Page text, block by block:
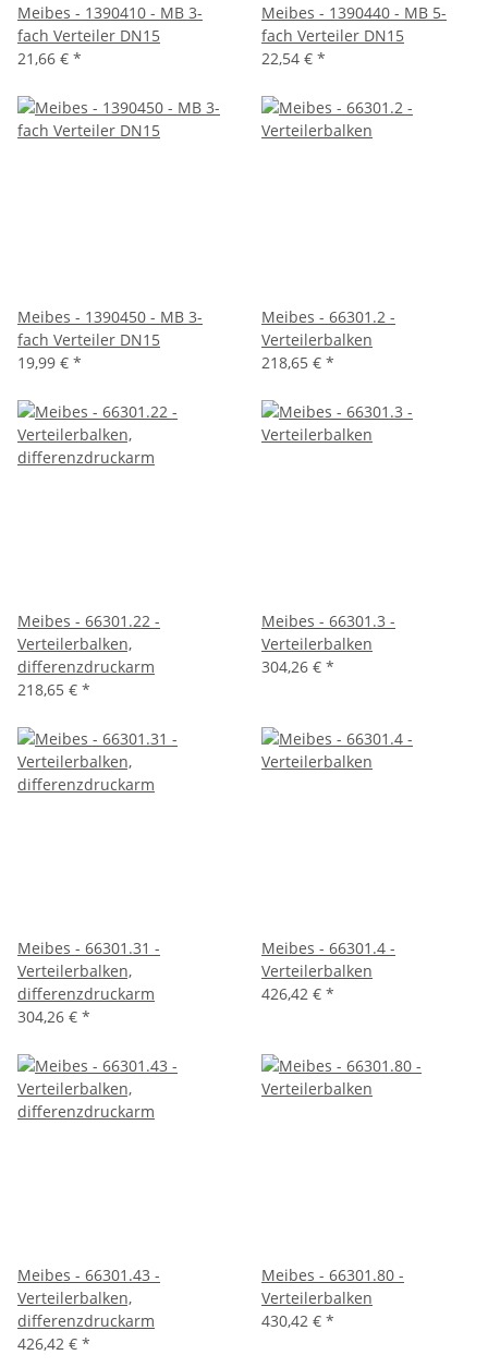
Meibes - 1390410 - MB 3-
fach Verteiler DN15
21,66 € *
Meibes - 1390440 - MB 5-
fach Verteiler DN15
22,54 € *
Meibes - 1390450 - MB 3-
fach Verteiler DN15
19,99 € *
Meibes - 66301.2 -
Verteilerbalken
218,65 € *
Meibes - 66301.22 -
Verteilerbalken,
differenzdruckarm
218,65 € *
Meibes - 66301.3 -
Verteilerbalken
304,26 € *
Meibes - 66301.31 -
Verteilerbalken,
differenzdruckarm
304,26 € *
Meibes - 66301.4 -
Verteilerbalken
426,42 € *
Meibes - 66301.43 -
Verteilerbalken,
differenzdruckarm
426,42 € *
Meibes - 66301.80 -
Verteilerbalken
430,42 € *